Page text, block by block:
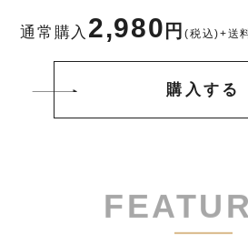
通常購入 2,980 円(税込)+送
購入する